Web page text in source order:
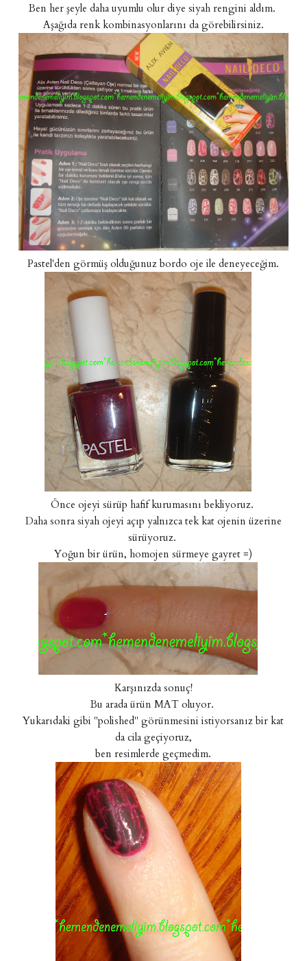
Ben her şeyle daha uyumlu olur diye siyah rengini aldım.
Aşağıda renk kombinasyonlarını da görebilirsiniz.
Pastel'den görmüş olduğunuz bordo oje ile deneyeceğim.
Önce ojeyi sürüp hafif kurumasını bekliyoruz.
Daha sonra siyah ojeyi açıp yalnızca tek kat ojenin üzerine
sürüyoruz.
Yoğun bir ürün, homojen sürmeye gayret =)
Karşınızda sonuç!
Bu arada ürün MAT oluyor.
Yukarıdaki gibi "polished" görünmesini istiyorsanız bir kat
da cila geçiyoruz,
ben resimlerde geçmedim.